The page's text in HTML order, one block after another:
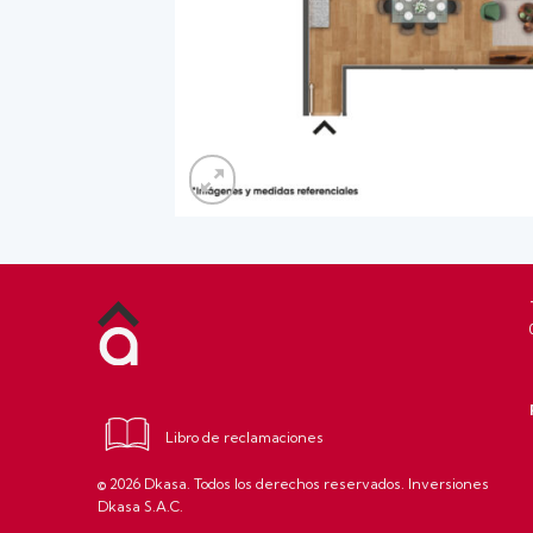
Libro de reclamaciones
© 2026 Dkasa. Todos los derechos reservados. Inversiones
Dkasa S.A.C.